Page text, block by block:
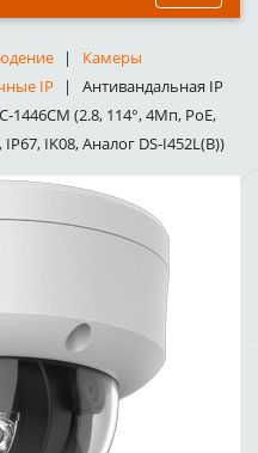
Камеры
IP
Антивандальная IP
(2.8, 114°, 4Мп, PoE,
IK08, Аналог DS-I452L(B))